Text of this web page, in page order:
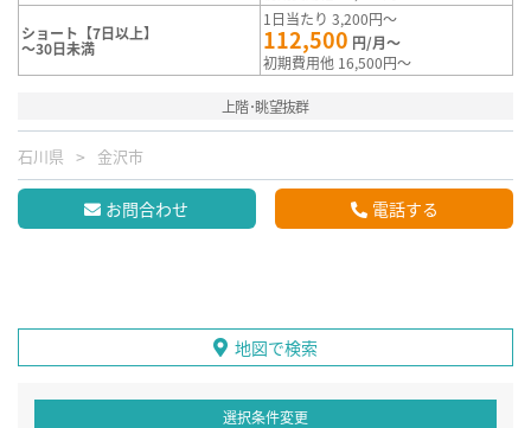
ショート【7日以上】
～30日未満
1日当たり 3,200円～
112,500 円/月～
初期費用他 16,500円～
上階･眺望抜群
石川県 金沢市
お問合わせ 電話する
地図で検索
選択条件変更